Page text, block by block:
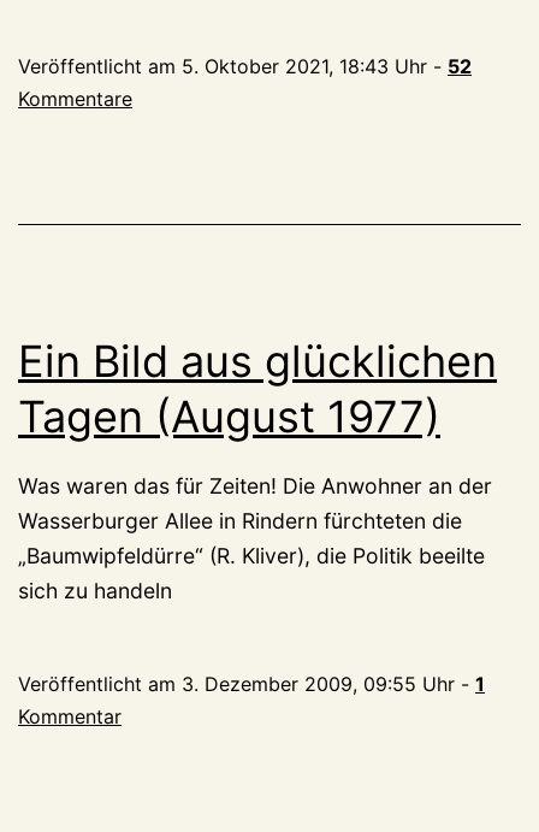
für
Veröffentlicht am 5. Oktober 2021, 18:43 Uhr - 52
Kommentare
Ein Bild aus glücklichen
Tagen (August 1977)
Was waren das für Zeiten! Die Anwohner an der
Wasserburger Allee in Rindern fürchteten die
„Baumwipfeldürre“ (R. Kliver), die Politik beeilte
sich zu handeln
Veröffentlicht am 3. Dezember 2009, 09:55 Uhr - 1
Kommentar